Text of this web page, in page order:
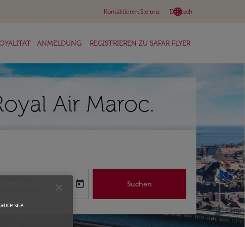
Kontaktieren Sie uns language
Deutsch
keyboard_arrow_down
ANMELDUNG REGISTRIEREN ZU SAFAR FLYER
Air Maroc.
fc-booking-return-date-aria-label
today Suchen
site